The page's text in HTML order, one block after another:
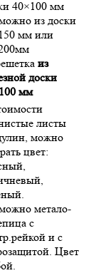
40×100 мм
из доски
мм или
из
доски
мм
листы
можно
цвет:
метало-
с
и с
Цвет